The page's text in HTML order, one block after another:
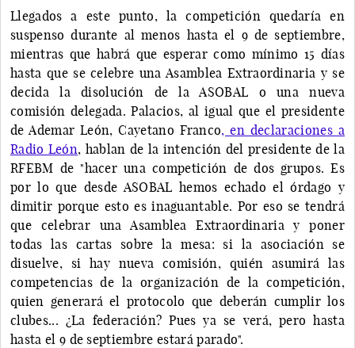
Llegados a este punto, la competición quedaría en
suspenso durante al menos hasta el 9 de septiembre,
mientras que habrá que esperar como mínimo 15 días
hasta que se celebre una Asamblea Extraordinaria y se
decida la disolución de la ASOBAL o una nueva
comisión delegada. Palacios, al igual que el presidente
de Ademar León, Cayetano Franco, en declaraciones a
Radio León, hablan de la intención del presidente de la
RFEBM de "hacer una competición de dos grupos. Es
por lo que desde ASOBAL hemos echado el órdago y
dimitir porque esto es inaguantable. Por eso se tendrá
que celebrar una Asamblea Extraordinaria y poner
todas las cartas sobre la mesa: si la asociación se
disuelve, si hay nueva comisión, quién asumirá las
competencias de la organización de la competición,
quien generará el protocolo que deberán cumplir los
clubes... ¿La federación? Pues ya se verá, pero hasta
hasta el 9 de septiembre estará parado".